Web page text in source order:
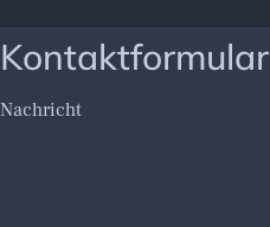
Kontaktformular
Nachricht